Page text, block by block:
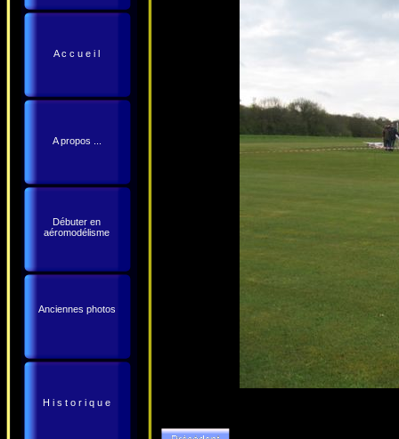
A c c u e i l
A propos ...
Débuter en
aéromodélisme
Anciennes photos
H i s t o r i q u e